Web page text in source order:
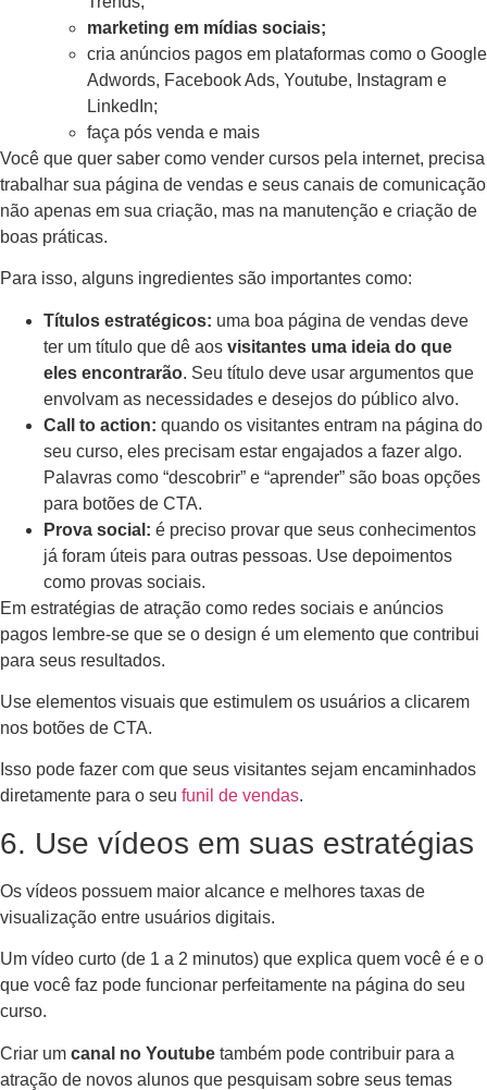
marketing em mídias sociais;
cria anúncios pagos em plataformas como o Google
Adwords, Facebook Ads, Youtube, Instagram e
LinkedIn;
faça pós venda e mais
Você que quer saber como vender cursos pela internet, precisa
trabalhar sua página de vendas e seus canais de comunicação
não apenas em sua criação, mas na manutenção e criação de
boas práticas.
Para isso, alguns ingredientes são importantes como:
Títulos estratégicos: uma boa página de vendas deve
ter um título que dê aos visitantes uma ideia do que
eles encontrarão. Seu título deve usar argumentos que
envolvam as necessidades e desejos do público alvo.
Call to action: quando os visitantes entram na página do
seu curso, eles precisam estar engajados a fazer algo.
Palavras como “descobrir” e “aprender” são boas opções
para botões de CTA.
Prova social: é preciso provar que seus conhecimentos
já foram úteis para outras pessoas. Use depoimentos
como provas sociais.
Em estratégias de atração como redes sociais e anúncios
pagos lembre-se que se o design é um elemento que contribui
para seus resultados.
Use elementos visuais que estimulem os usuários a clicarem
nos botões de CTA.
Isso pode fazer com que seus visitantes sejam encaminhados
diretamente para o seu funil de vendas.
6. Use vídeos em suas estratégias
Os vídeos possuem maior alcance e melhores taxas de
visualização entre usuários digitais.
Um vídeo curto (de 1 a 2 minutos) que explica quem você é e o
que você faz pode funcionar perfeitamente na página do seu
curso.
Criar um canal no Youtube também pode contribuir para a
atração de novos alunos que pesquisam sobre seus temas